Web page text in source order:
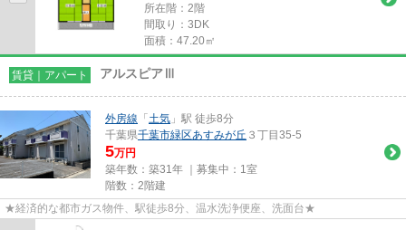
所在階：2階
間取り：3DK
面積：47.20㎡
賃貸｜アパート アルスピアⅢ
外房線 「 土気 」駅 徒歩8分
千葉県千葉市緑区あすみが丘 ３丁目35-5
5万円
築年数：築31年 ｜募集中： 1室
階数：2階建
★経済的な都市ガス物件、駅徒歩8分、温水洗浄便座、洗面台★